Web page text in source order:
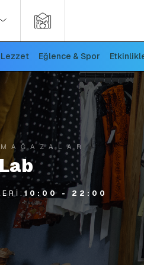
Lezzet Eğlence & Spor
MAĞAZALAR
10:00 - 22:00